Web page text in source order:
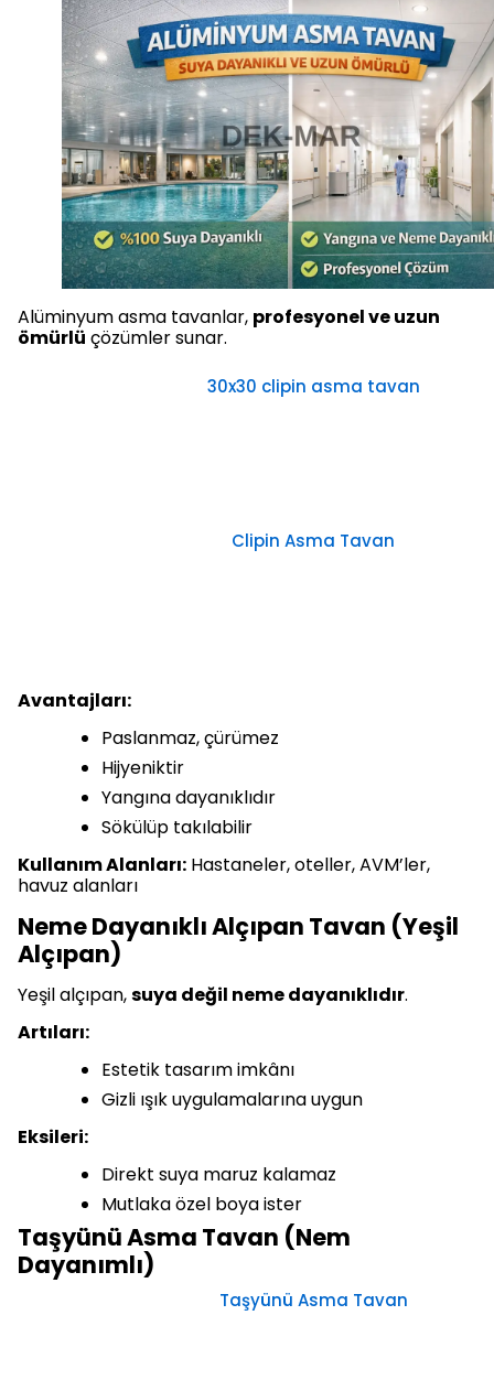
Alüminyum asma tavanlar, profesyonel ve uzun
ömürlü çözümler sunar.
30x30 clipin asma tavan
Clipin Asma Tavan
Avantajları:
Paslanmaz, çürümez
Hijyeniktir
Yangına dayanıklıdır
Sökülüp takılabilir
Kullanım Alanları: Hastaneler, oteller, AVM’ler,
havuz alanları
Neme Dayanıklı Alçıpan Tavan (Yeşil
Alçıpan)
Yeşil alçıpan,suya değil neme dayanıklıdır.
Artıları:
Estetik tasarım imkânı
Gizli ışık uygulamalarına uygun
Eksileri:
Direkt suya maruz kalamaz
Mutlaka özel boya ister
Taşyünü Asma Tavan (Nem
Dayanımlı)
Taşyünü Asma Tavan